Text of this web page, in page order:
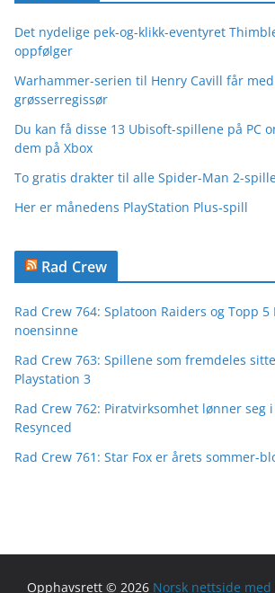
Det nydelige pek-og-klikk-eventyret
oppfølger
Warhammer-serien til Henry Cavill får
grøsserregissør
Du kan få disse 13 Ubisoft-spillene på PC
dem på Xbox
To gratis drakter til alle Spider-Man 2-
Her er månedens PlayStation Plus-spill
Rad Crew
Rad Crew 764: Splatoon Raiders og Topp
noensinne
Rad Crew 763: Spillene som fremdeles
Playstation 3
Rad Crew 762: Piratvirksomhet lønner seg i
Resynced
Rad Crew 761: Star Fox er årets sommer-
Opphavsrett © 2026 Norsk nettside